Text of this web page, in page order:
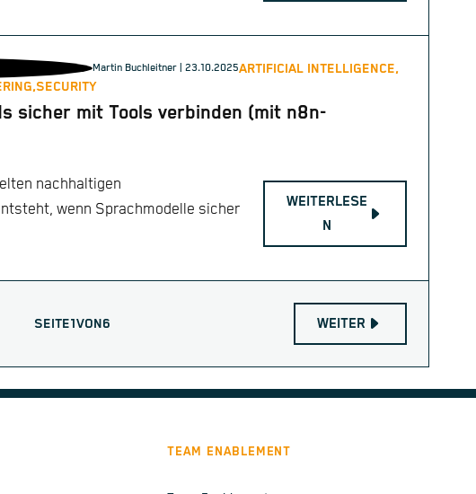
Martin Buchleitner | 23.10.2025ARTIFICIAL INTELLIGENCE,
SECURITY
sicher mit Tools verbinden (mit n8n-
nachhaltigen
wenn Sprachmodelle sicher
WEITERLESE
N
SEITE1VON6 WEITER
TEAM ENABLEMENT